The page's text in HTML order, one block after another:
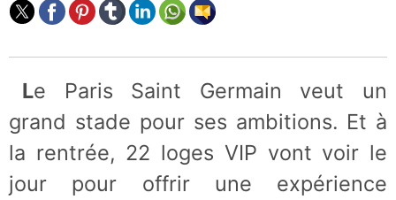
Le Paris Saint Germain veut un
grand stade pour ses ambitions. Et à
la rentrée, 22 loges VIP vont voir le
jour pour offrir une expérience